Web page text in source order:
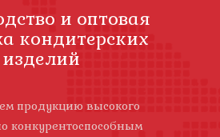
и оптовая
кондитерских
изделий
продукцию высокого
конкурентоспособным